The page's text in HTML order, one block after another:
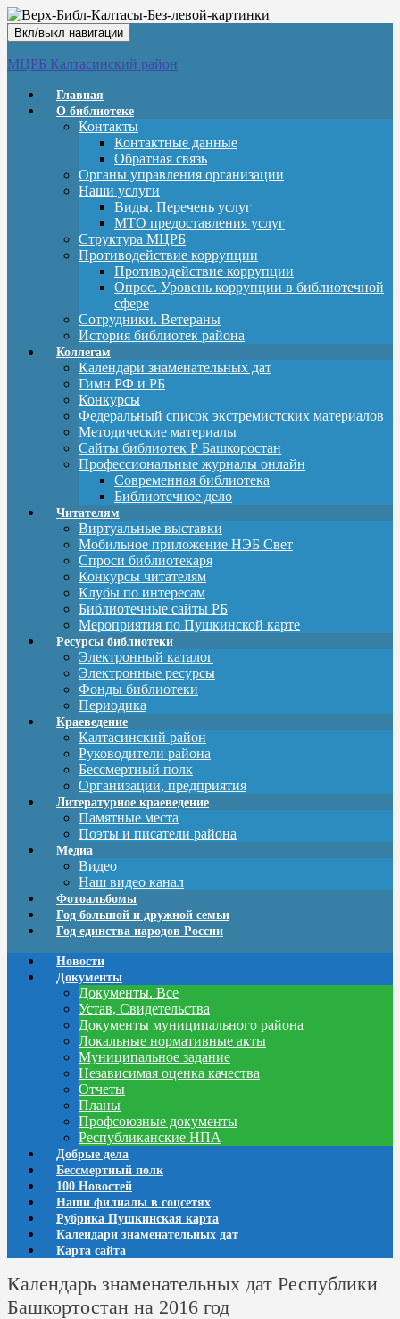
Вкл/выкл навигации
МЦРБ Калтасинский район
Главная
О библиотеке
Контакты
Контактные данные
Обратная связь
Органы управления организации
Наши услуги
Виды. Перечень услуг
МТО предоставления услуг
Структура МЦРБ
Противодействие коррупции
Противодействие коррупции
Опрос. Уровень коррупции в библиотечной
сфере
Сотрудники. Ветераны
История библиотек района
Коллегам
Календари знаменательных дат
Гимн РФ и РБ
Конкурсы
Федеральный список экстремистских материалов
Методические материалы
Сайты библиотек Р Башкоростан
Профессиональные журналы онлайн
Современная библиотека
Библиотечное дело
Читателям
Виртуальные выставки
Мобильное приложение НЭБ Свет
Спроси библиотекаря
Конкурсы читателям
Клубы по интересам
Библиотечные сайты РБ
Мероприятия по Пушкинской карте
Ресурсы библиотеки
Электронный каталог
Электронные ресурсы
Фонды библиотеки
Периодика
Краеведение
Калтасинский район
Руководители района
Бессмертный полк
Организации, предприятия
Литературное краеведение
Памятные места
Поэты и писатели района
Медиа
Видео
Наш видео канал
Фотоальбомы
Год большой и дружной семьи
Год единства народов России
Новости
Документы
Документы. Все
Устав, Свидетельства
Документы муниципального района
Локальные нормативные акты
Муниципальное задание
Независимая оценка качества
Отчеты
Планы
Профсоюзные документы
Республиканские НПА
Добрые дела
Бессмертный полк
100 Новостей
Наши филиалы в соцсетях
Рубрика Пушкинская карта
Календари знаменательных дат
Карта сайта
Календарь знаменательных дат Республики
Башкортостан на 2016 год